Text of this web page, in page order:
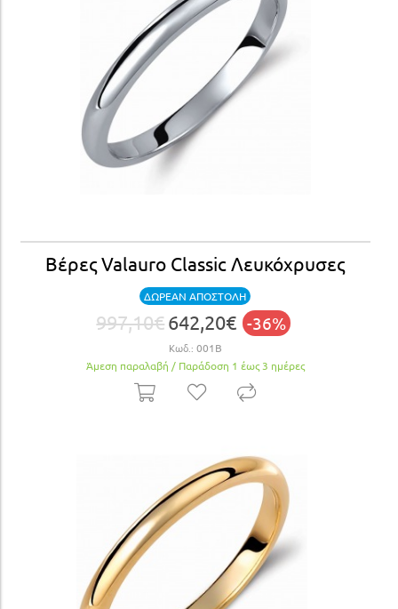
Βέρες Valauro Classic Λευκόχρυσες
ΔΩΡΕΑΝ ΑΠΟΣΤΟΛΗ
997,10€642,20€ -36%
Κωδ.: 001Β
Άμεση παραλαβή / Παράδoση 1 έως 3 ημέρες